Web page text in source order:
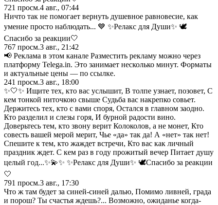
721 просм.4 авг., 07:44
Ничто так не помогает вернуть душевное равновесие, как
умение просто наблюдать... 💙 ✨Релакс для Души✨ 🕊️
Спасибо за реакции🤍
767 просм.3 авг., 21:42
📢 Реклама в этом канале Разместить рекламу можно через
платформу Telega.in. Это занимает несколько минут. Форматы
и актуальные цены — по ссылке.
241 просм.3 авг., 18:00
✨🤍✨ Ищите тех, кто вас услышит, В толпе узнает, позовет, С
кем тонкой ниточкою свыше Судьба вас накрепко совьет.
Держитесь тех, кто с вами споря, Остался в главном заодно.
Кто разделил и слезы горя, И бурной радости вино.
Доверьтесь тем, кто звону верит Колоколов, а не монет, Кто
совесть вашей мерой мерит, Чье «да» так да! А «нет» так нет!
Спешите к тем, кто жаждет встречи, Кто вас как личный
праздник ждет. С кем раз в году прожитый вечер Питает душу
целый год...✨💫✨ ✨Релакс для Души✨ 🕊️Спасибо за реакции
🤍
791 просм.3 авг., 17:30
Что ж там будет за синей-синей далью, Помимо ливней, града
и порош? Ты счастья ждешь?... Возможно, ожиданье когда-